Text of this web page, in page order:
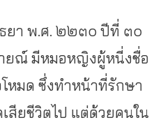
ยา พ.ศ. ๒๒๓๐ ปีที่ ๓๐
ยณ์ มีหมอหญิงผู้หนี่งชื่อ
หมด ซึ่งทำหน้าที่รักษา
สียชีวิตไป แต่ด้วยคนใน